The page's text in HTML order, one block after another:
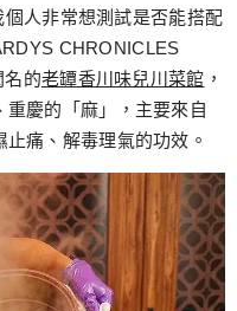
人非常想測試是否能搭配
CHRONICLES
名的老罈香川味兒川菜館 ，
慶的「麻」，主要來自
痛、解毒理氣的功效。